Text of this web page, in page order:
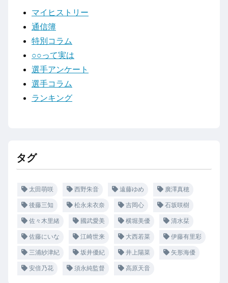
マイヒストリー
通信簿
特別コラム
○○って実は
選手アンケート
選手コラム
ランキング
タグ
太田萌咲 西野朱音 遠藤ゆめ 廣澤真穂
後藤三知 松永未衣奈 吉岡心 石坂咲樹
佐々木里緒 國武愛美 横堀美優 清水栞
佐藤にいな 江崎世来 大西若菜 伊藤有里彩
三浦紗津紀 坂井優紀 井上陽菜 矢形海優
安倍乃花 須永純監督 高原天音